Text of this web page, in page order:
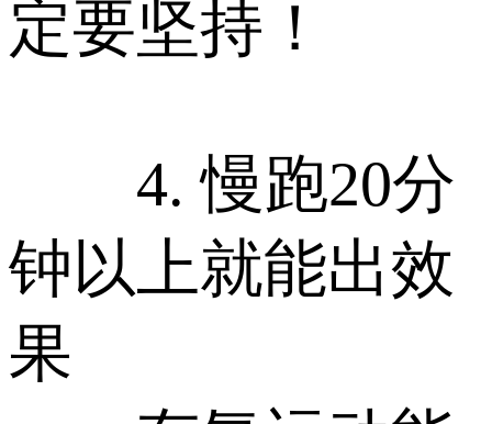
定要坚持！
4. 慢跑20分
钟以上就能出效
果